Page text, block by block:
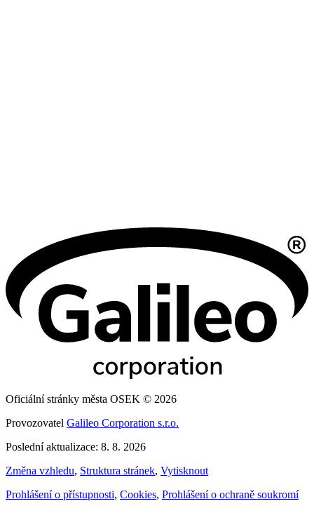
Oficiální stránky města OSEK © 2026
Provozovatel Galileo Corporation s.r.o.
Poslední aktualizace: 8. 8. 2026
Změna vzhledu, Struktura stránek, Vytisknout
Prohlášení o přístupnosti, Cookies, Prohlášení o ochraně soukromí